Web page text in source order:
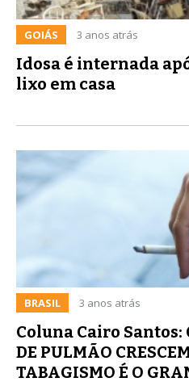
GOIÁS 3 anos atrás
Idosa é internada
lixo em casa
BRASIL 3 anos atrás
Coluna Cairo Santos:
DE PULMÃO
TABAGISMO É O